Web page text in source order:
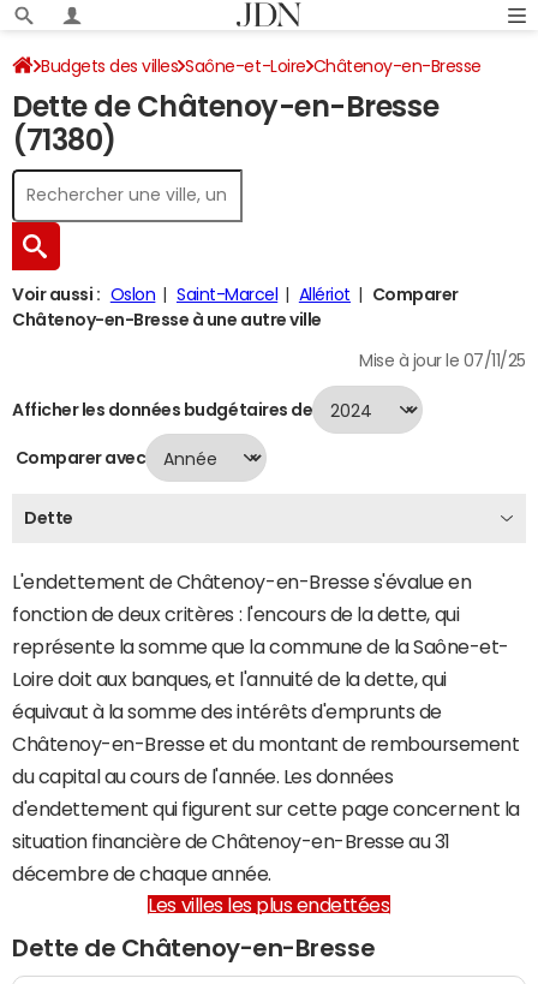
Budgets des villes Saône-et-Loire Châtenoy-en-Bresse
Dette au 31/12/2024
Dette de Châtenoy-en-Bresse
(71380)
Voir aussi : Oslon Saint-Marcel Allériot
Comparer
Châtenoy-en-Bresse à une autre ville
Mise à jour le 07/11/25
Afficher les données budgétaires de
Comparer avec
Dette
L'endettement de Châtenoy-en-Bresse s'évalue en
fonction de deux critères : l'encours de la dette, qui
représente la somme que la commune de la Saône-et-
Loire doit aux banques, et l'annuité de la dette, qui
équivaut à la somme des intérêts d'emprunts de
Châtenoy-en-Bresse et du montant de remboursement
du capital au cours de l'année. Les données
d'endettement qui figurent sur cette page concernent la
situation financière de Châtenoy-en-Bresse au 31
décembre de chaque année.
Les villes les plus endettées
Dette de Châtenoy-en-Bresse